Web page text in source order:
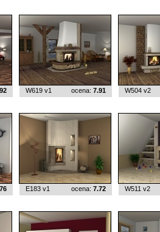
W619 v1 ocena: 7.91 W504 v2
E183 v1 ocena: 7.72 W511 v2